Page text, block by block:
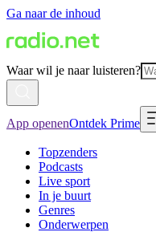
Ga naar de inhoud
Waar wil je naar luisteren?
App openenOntdek Prime
Topzenders
Podcasts
Live sport
In je buurt
Genres
Onderwerpen